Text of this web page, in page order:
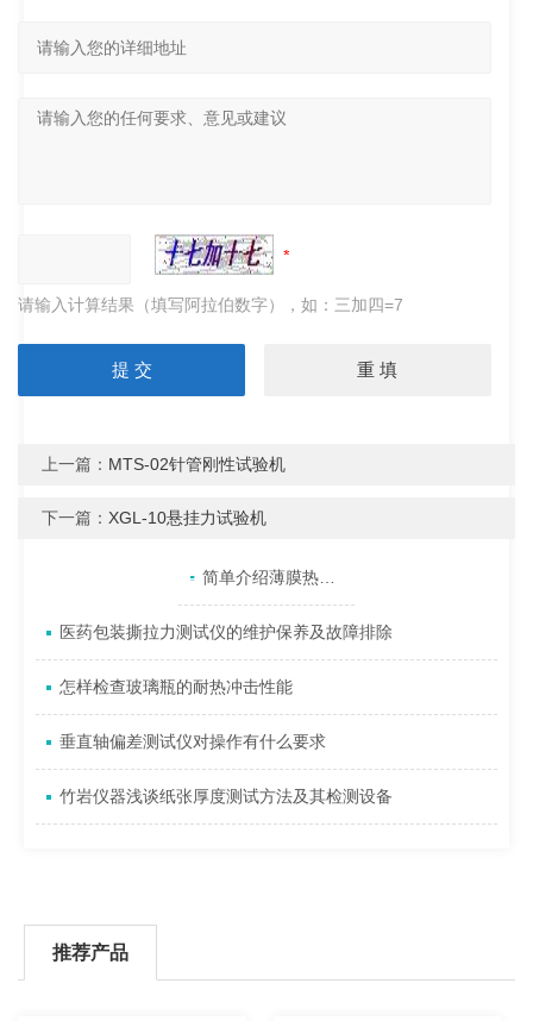
请输入计算结果（填写阿拉伯数字），如：三加四=7
上一篇： MTS-02针管刚性试验机
下一篇： XGL-10悬挂力试验机
相关文章
医药包装撕拉力测试仪的维护保养及故障排除
怎样检查玻璃瓶的耐热冲击性能
垂直轴偏差测试仪对操作有什么要求
竹岩仪器浅谈纸张厚度测试方法及其检测设备
推荐产品